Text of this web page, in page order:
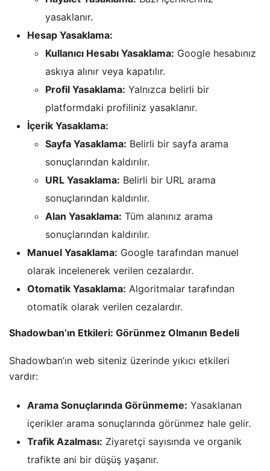
yasaklanır.
Hesap Yasaklama:
Kullanıcı Hesabı Yasaklama: Google hesabınız
askıya alınır veya kapatılır.
Profil Yasaklama: Yalnızca belirli bir
platformdaki profiliniz yasaklanır.
İçerik Yasaklama:
Sayfa Yasaklama: Belirli bir sayfa arama
sonuçlarından kaldırılır.
URL Yasaklama: Belirli bir URL arama
sonuçlarından kaldırılır.
Alan Yasaklama: Tüm alanınız arama
sonuçlarından kaldırılır.
Manuel Yasaklama: Google tarafından manuel
olarak incelenerek verilen cezalardır.
Otomatik Yasaklama: Algoritmalar tarafından
otomatik olarak verilen cezalardır.
Shadowban’ın Etkileri: Görünmez Olmanın Bedeli
Shadowban’ın web siteniz üzerinde yıkıcı etkileri
vardır:
Arama Sonuçlarında Görünmeme: Yasaklanan
içerikler arama sonuçlarında görünmez hale gelir.
Trafik Azalması: Ziyaretçi sayısında ve organik
trafikte ani bir düşüş yaşanır.